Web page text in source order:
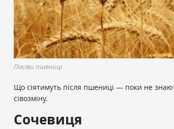
Посіви пшениці
Що сіятимуть після пшениці — поки не
сівозміну.
Сочевиця